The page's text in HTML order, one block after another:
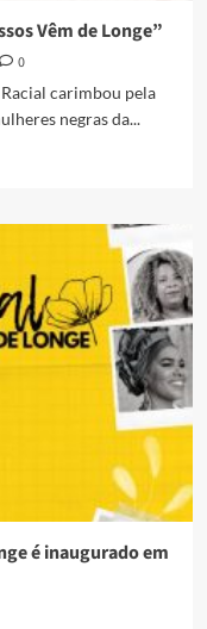
Vêm de Longe”
0
carimbou pela
negras da...
é inaugurado em